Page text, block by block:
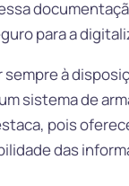
para a
à
sistema de
pois
das